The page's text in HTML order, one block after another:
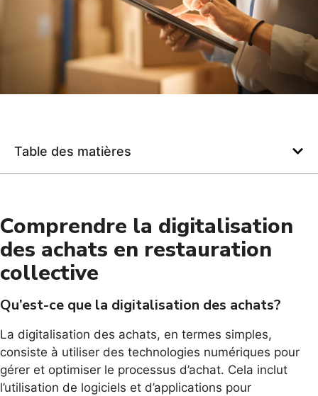
Table des matières
Comprendre la digitalisation
des achats en restauration
collective
Qu’est-ce que la digitalisation des achats?
La digitalisation des achats, en termes simples,
consiste à utiliser des technologies numériques pour
gérer et optimiser le processus d’achat. Cela inclut
l’utilisation de logiciels et d’applications pour